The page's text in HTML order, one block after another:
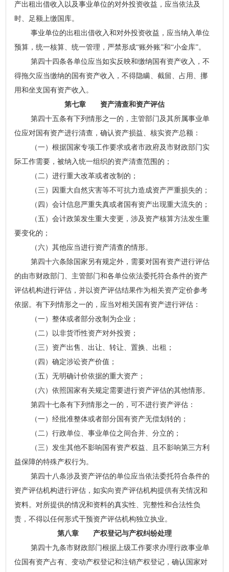
产出租出借收入以及事业单位的对外投资收益，应当依法及
时、足额上缴国库。
事业单位的出租出借收入和对外投资收益，应当纳入单位
预算，统一核算、统一管理，严禁形成“账外账”和“小金库”。
第四十四条各单位应当如实反映和缴纳国有资产收入，不
得拖欠应当缴纳的国有资产收入，不得隐瞒、截留、占用、挪
用和坐支国有资产收入。
第七章 资产清查和资产评估
第四十五条有下列情形之一的，主管部门及其所属事业单
位应对国有资产进行清查，确认资产损益、核实资产总额：
（一）根据国家专项工作要求或者市政府及市财政部门实
际工作需要，被纳入统一组织的资产清查范围的；
（二）进行重大改革或者改制的；
（三）因重大自然灾害等不可抗力造成资产严重损失的；
（四）会计信息严重失真或者国有资产出现重大流失的；
（五）会计政策发生重大变更，涉及资产核算方法发生重
要变化的；
（六）其他应当进行资产清查的情形。
第四十六条除国家另有规定外，需要对国有资产进行评估
的由市财政部门、主管部门和各单位依法委托符合条件的资产
评估机构进行评估，并以资产评估结果作为相关资产定价参考
依据。有下列情形之一的，应当对相关国有资产进行评估：
（一）整体或者部分改制为企业；
（二）以非货币性资产对外投资；
（三）资产出售、出让、转让、置换、出租；
（四）确定涉讼资产价值；
（五）无明确计价依据的重大资产；
（六）依照国家有关规定需要进行资产评估的其他情形。
第四十七条有下列情形之一的，可不进行资产评估：
（一）经批准整体或者部分国有资产无偿划转的；
（二）行政单位、事业单位之间合并、分立的；
（三）发生其他不影响国有资产权益、且不影响第三方利
益保障的特殊产权行为。
第四十八条涉及资产评估的单位应当依法委托符合条件的
资产评估机构进行评估，如实向资产评估机构提供有关情况和
资料。对所提供的情况和资料的真实性、完整性和合法性负
责，不得以任何形式干预资产评估机构独立执业。
第八章 产权登记与产权纠纷处理
第四十九条市财政部门根据上级工作要求办理行政事业单
位国有资产占有、变动产权登记和注销产权登记，确认国家对